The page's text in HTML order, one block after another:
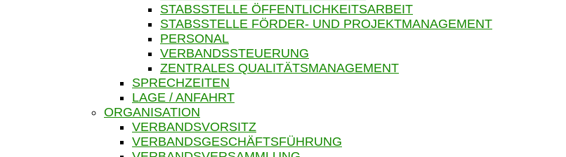
STABSSTELLE ÖFFENTLICHKEITSARBEIT
STABSSTELLE FÖRDER- UND PROJEKTMANAGEMENT
PERSONAL
VERBANDSSTEUERUNG
ZENTRALES QUALITÄTSMANAGEMENT
SPRECHZEITEN
LAGE / ANFAHRT
ORGANISATION
VERBANDSVORSITZ
VERBANDSGESCHÄFTSFÜHRUNG